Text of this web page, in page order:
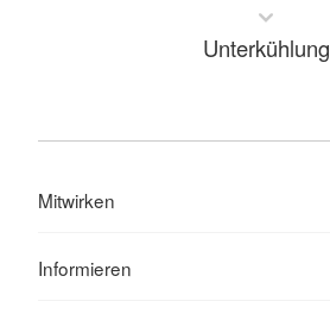
Unterkühlung
Mitwirken
Informieren